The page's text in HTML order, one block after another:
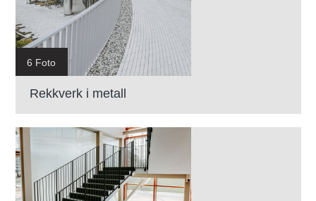
6 Foto
Rekkverk i metall